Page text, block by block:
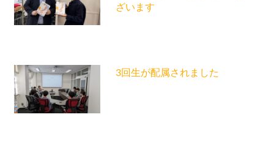
ざいます
3回生が配属されました